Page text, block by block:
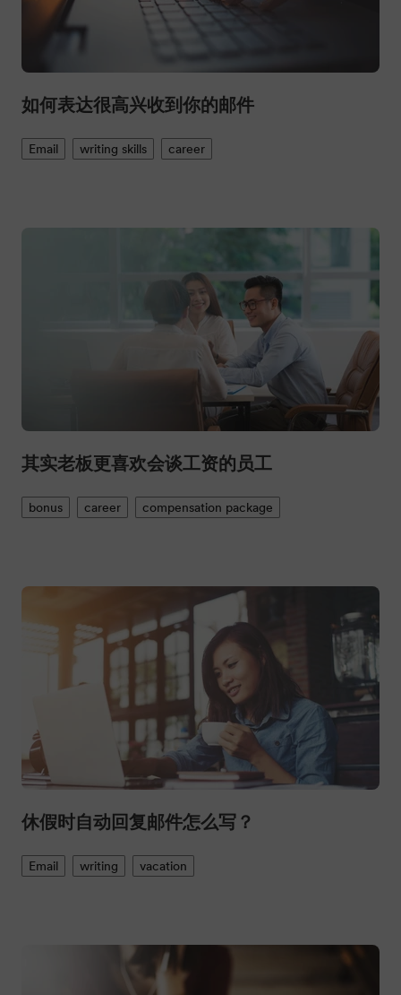
如何表达很高兴收到你的邮件
Email writing skills career
其实老板更喜欢会谈工资的员工
bonus career compensation package
休假时自动回复邮件怎么写？
Email writing vacation